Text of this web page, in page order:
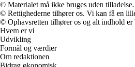
© Materialet må ikke bruges uden tilladelse.
© Rettighederne tilhører os. Vi kan få en
© Ophavsretten tilhører os og alt indhold
Hvem er vi
Udvikling
Formål og værdier
Om redaktionen
Bidrag økonomisk